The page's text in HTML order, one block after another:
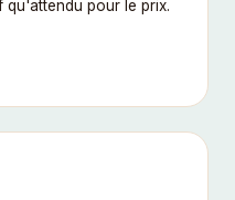
qu'attendu pour le prix.